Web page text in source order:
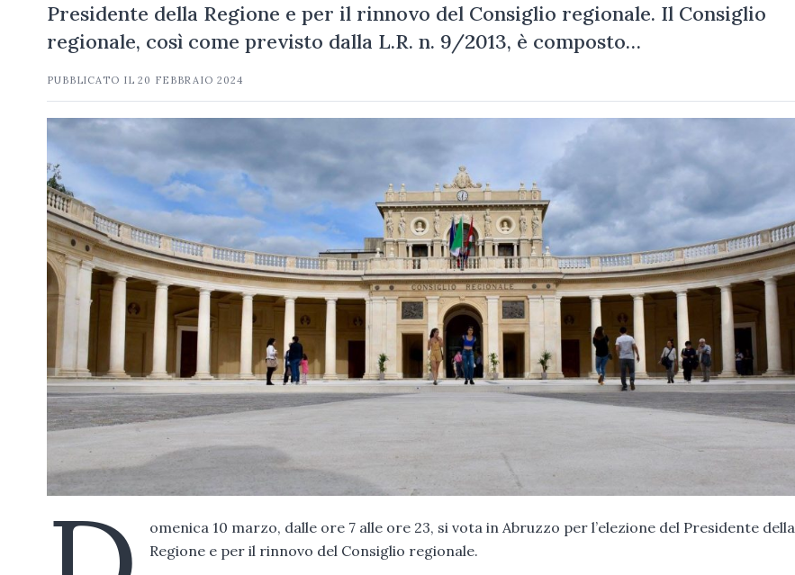
Presidente della Regione e per il rinnovo del Consiglio regionale. Il Consiglio
regionale, così come previsto dalla L.R. n. 9/2013, è composto…
PUBBLICATO IL20 FEBBRAIO 2024
omenica 10 marzo, dalle ore 7 alle ore 23, si vota in Abruzzo per l’elezione del Presidente della
Regione e per il rinnovo del Consiglio regionale.